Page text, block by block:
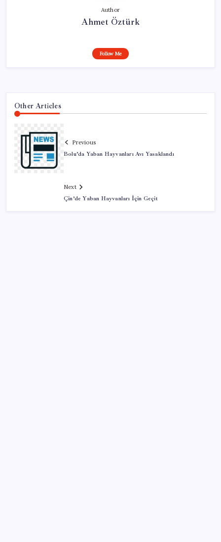
Author
Ahmet Öztürk
Follow Me
Other Articles
Previous
Bolu’da Yaban Hayvanları Avı Yasaklandı
Next
Çin’de Yaban Hayvanları İçin Geçit